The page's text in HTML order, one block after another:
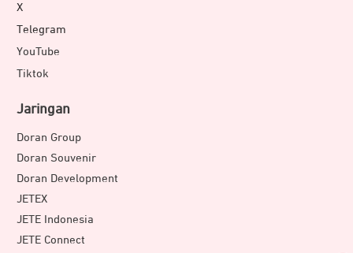
X
Telegram
YouTube
Tiktok
Jaringan
Doran Group
Doran Souvenir
Doran Development
JETEX
JETE Indonesia
JETE Connect